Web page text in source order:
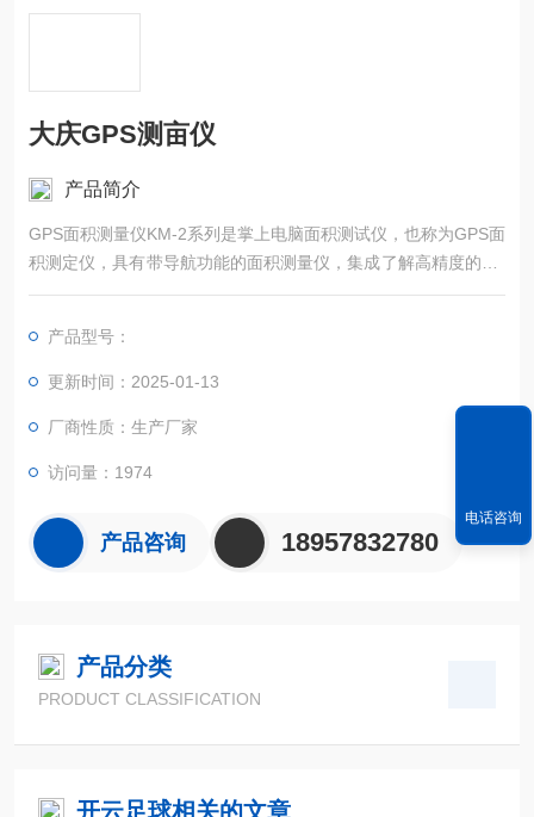
大庆GPS测亩仪
产品简介
GPS面积测量仪KM-2系列是掌上电脑面积测试仪，也称为GPS面
积测定仪，具有带导航功能的面积测量仪，集成了解高精度的GP
S定位系统、精确的面积计算方法和智能化的掌上电脑系统，能
产品型号：
更新时间：2025-01-13
厂商性质：生产厂家
访问量：1974
产品咨询 18957832780
产品分类
PRODUCT CLASSIFICATION
开云足球相关的文章
电话咨询